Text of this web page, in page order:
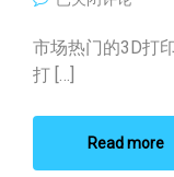
市场热门的3D打
打 […]
Read more